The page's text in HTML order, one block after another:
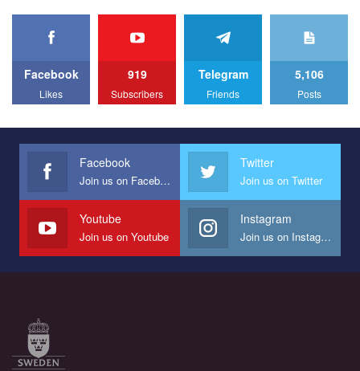
We appeal to your support and ask to help us implement our plan
All you have to do is to press "Like" below the video.
Эмоционально сильный ролик от команды "Гей-альянс
представляющий программу развития организации.
Мы просим вас поддержать нас и помочь нам реализовать
наш план по борьбе с насилием и дискриминацией на почве
СОГИ в Украине.
Все, что вам нужно сделать - это зайти на наш канал YouTube
Facebook
Likes
919
Subscribers
Telegram
Friends
5,106
Posts
Facebook
Join us on Facebook
Twitter
Join us on Twitter
Youtube
Join us on Youtube
Instagram
Join us on Instagram